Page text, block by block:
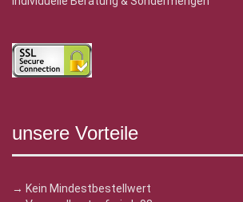
unsere Vorteile
→ Kein Mindestbestellwert